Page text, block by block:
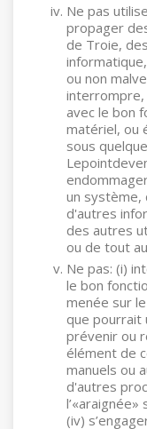
Ne pas
propager
de Troie,
ou non
avec le bon
matériel, ou
sous
un système,
d'autres
des autres
ou de tout
Ne pas: (i)
le bon
menée sur
que pourrait
prévenir ou
élément de
manuels ou
d'autres
(iv)